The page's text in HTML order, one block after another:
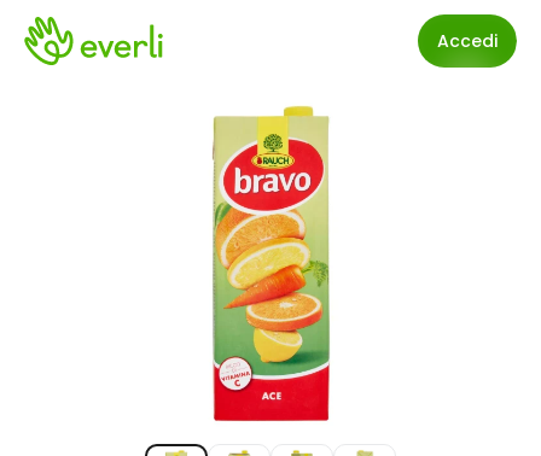
Accedi